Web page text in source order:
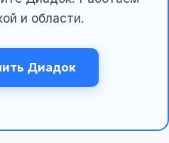
и области.
Диадок